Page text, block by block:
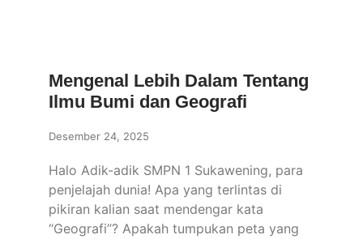
Mengenal Lebih Dalam Tentang
Ilmu Bumi dan Geografi
Desember 24, 2025
Halo Adik-adik SMPN 1 Sukawening, para
penjelajah dunia! Apa yang terlintas di
pikiran kalian saat mendengar kata
“Geografi”? Apakah tumpukan peta yang